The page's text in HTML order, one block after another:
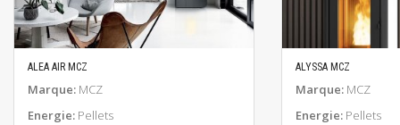
EN SAVOIR PLUS
ALEA AIR MCZ
Marque: MCZ
Energie: Pellets
EN
ALYSSA MCZ
Marque: MCZ
Energie: Pellets